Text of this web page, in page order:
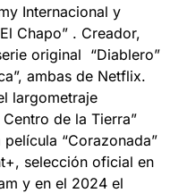
Internacional y
Chapo” . Creador,
original “Diablero”
ambas de Netflix.
largometraje
de la Tierra”
“Corazonada”
selección oficial en
y en el 2024 el